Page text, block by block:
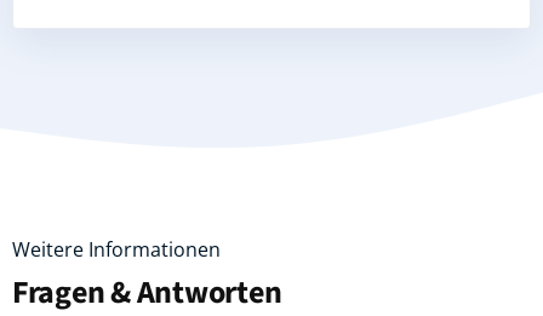
Weitere Informationen
Fragen & Antworten